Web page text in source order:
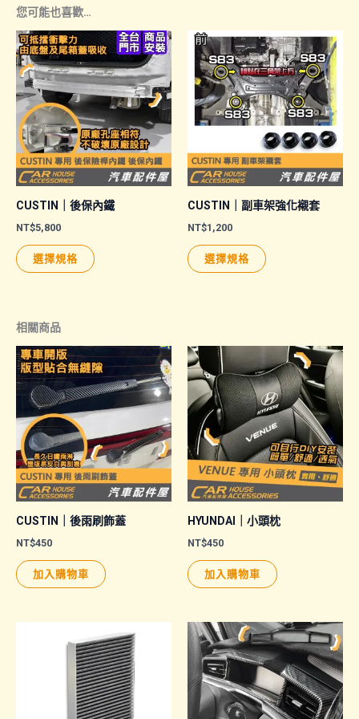
您可能也喜歡…
CUSTIN｜後保內鐵
NT$5,800
選擇規格
種
款
式。
可
在
產
品
頁
面
擇
選
CUSTIN｜副車架強化襯套
NT$1,200
選擇規格
款
式。
可
在
產
品
頁
面
擇
選
相關商品
CUSTIN｜後雨刷飾蓋
NT$450
加入購物車
HYUNDAI｜小頭枕
NT$450
加入購物車